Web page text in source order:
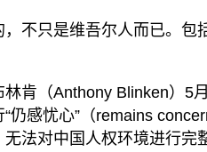
，不只是维吾尔人而已。包
林肯（Anthony Blinken）5
仍感忧心”（remains
无法对中国人权环境进行